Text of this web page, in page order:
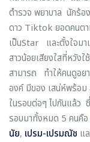
ตำรวจ พยาบาล นักร้อ
ดาว Tiktok ยอดคนต
เป็นStar และตั้งใจมา
สาวน้อยเสียงใสที่หวัง
สามารถ ทำให้คนดูอย
องค์ มีของ เสน่ห์พร้อม
ในรอบต่อๆ ไปกันแล้ว
รอบมาทั้งหมด 5 คนคือ
นัย, เปรม-เปรมณัช แ